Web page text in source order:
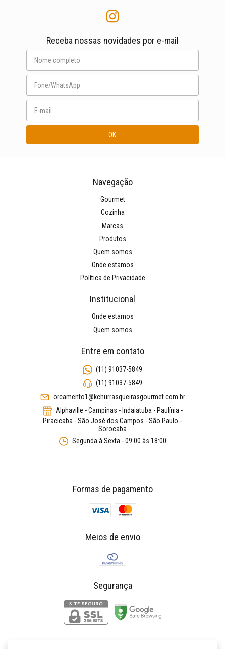
Receba nossas novidades por e-mail
Navegação
Gourmet
Cozinha
Marcas
Produtos
Quem somos
Onde estamos
Política de Privacidade
Institucional
Onde estamos
Quem somos
Entre em contato
(11) 91037-5849
(11) 91037-5849
orcamento1@kchurrasqueirasgourmet.com.br
Alphaville - Campinas - Indaiatuba - Paulínia -
Piracicaba - São José dos Campos - São Paulo -
Sorocaba
Segunda à Sexta - 09:00 às 18:00
Formas de pagamento
Meios de envio
Segurança